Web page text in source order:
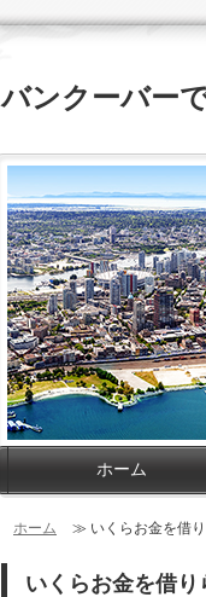
バンクーバー
ホーム
ホーム ≫ いくらお金を借
いくらお金を借